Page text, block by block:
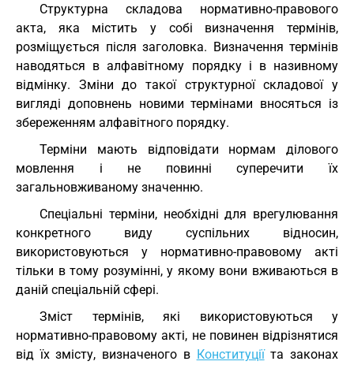
Структурна складова нормативно-правового
акта, яка містить у собі визначення термінів,
розміщується після заголовка. Визначення термінів
наводяться в алфавітному порядку і в називному
відмінку. Зміни до такої структурної складової у
вигляді доповнень новими термінами вносяться із
збереженням алфавітного порядку.
Терміни мають відповідати нормам ділового
мовлення і не повинні суперечити їх
загальновживаному значенню.
Спеціальні терміни, необхідні для врегулювання
конкретного виду суспільних відносин,
використовуються у нормативно-правовому акті
тільки в тому розумінні, у якому вони вживаються в
даній спеціальній сфері.
Зміст термінів, які використовуються у
нормативно-правовому акті, не повинен відрізнятися
від їх змісту, визначеного в Конституціїта законах